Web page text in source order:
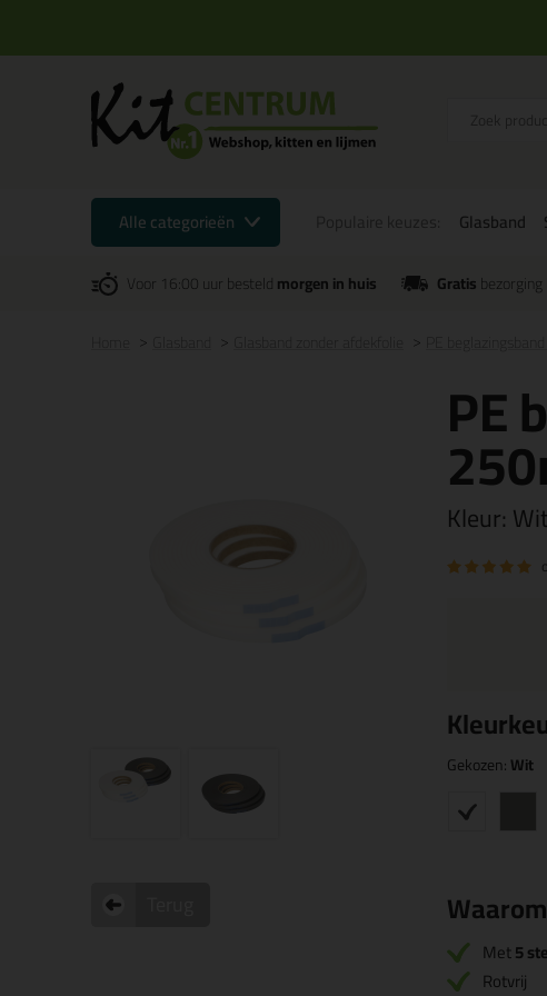
Alle categorieën Glasband
Voor 16:00 uur besteldmorgen in huis Gratis
PE
Kleur:Wit
Kleur
Gekozen:Wit
Met5
Rotvrij